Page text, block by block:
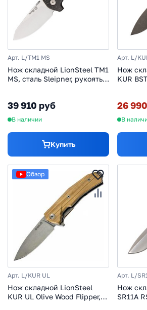
Арт. L/TM1 MS
Нож складной LionSteel TM1
MS, сталь Sleipner, рукоять
39 910 руб
В наличии
Купить
Арт. L/
Нож
KUR
26
В
Обзор
Арт. L/KUR UL
Нож складной LionSteel
KUR UL Olive Wood Flipper,
Арт. L/
Нож
SR11A